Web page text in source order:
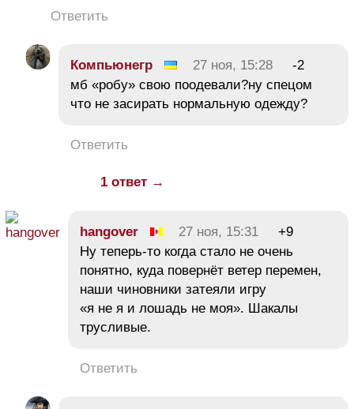
Ответить
Компьюнегр 27 ноя, 15:28
-2
мб «робу» свою поодевали?ну спецом
что не засирать нормальную одежду?
Ответить
1 ответ →
hangover 27 ноя, 15:31
+9
Ну теперь-то когда стало не очень
понятно, куда повернёт ветер перемен,
наши чиновники затеяли игру
«я не я и лошадь не моя». Шакалы
трусливые.
Ответить